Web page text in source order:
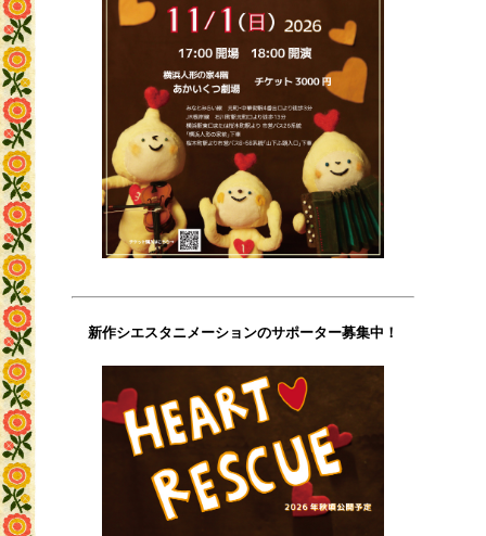
新作シエスタニメーションのサポーター募集中！